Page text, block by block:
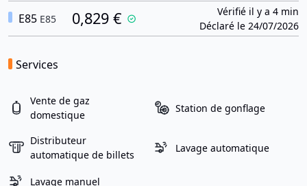
E85 E85 0,829 €
Vérifié il y a 4 min
Déclaré le 24/07/2026
Services
Vente de gaz
domestique
Station de gonflage
Distributeur
automatique de billets
Lavage automatique
Lavage manuel